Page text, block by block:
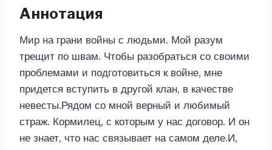
Аннотация
Мир на грани войны с людьми. Мой разум
трещит по швам. Чтобы разобраться со своими
проблемами и подготовиться к войне, мне
придется вступить в другой клан, в качестве
невесты.Рядом со мной верный и любимый
страж. Кормилец, с которым у нас договор. И он
не знает, что нас связывает на самом деле.И,